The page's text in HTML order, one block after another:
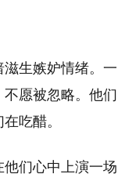
生嫉妒情绪。一
愿被忽略。他们
吃醋。
们心中上演一场